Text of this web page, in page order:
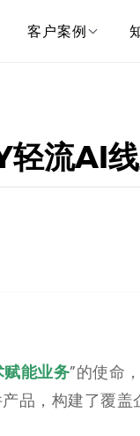
客户案例
流AI
赋能业务”的使命
品，构建了覆盖